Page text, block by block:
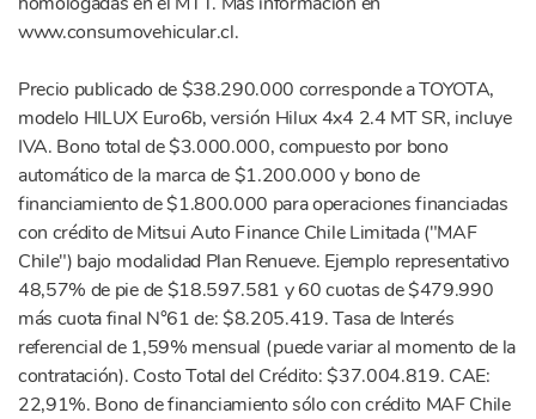
www.consumovehicular.cl.
Precio publicado de $38.290.000 corresponde a TOYOTA,
modelo HILUX Euro6b, versión Hilux 4x4 2.4 MT SR, incluye
IVA. Bono total de $3.000.000, compuesto por bono
automático de la marca de $1.200.000 y bono de
financiamiento de $1.800.000 para operaciones financiadas
con crédito de Mitsui Auto Finance Chile Limitada ("MAF
Chile") bajo modalidad Plan Renueve. Ejemplo representativo
48,57% de pie de $18.597.581 y 60 cuotas de $479.990
más cuota final N°61 de: $8.205.419. Tasa de Interés
referencial de 1,59% mensual (puede variar al momento de la
contratación). Costo Total del Crédito: $37.004.819. CAE:
22,91%. Bono de financiamiento sólo con crédito MAF Chile